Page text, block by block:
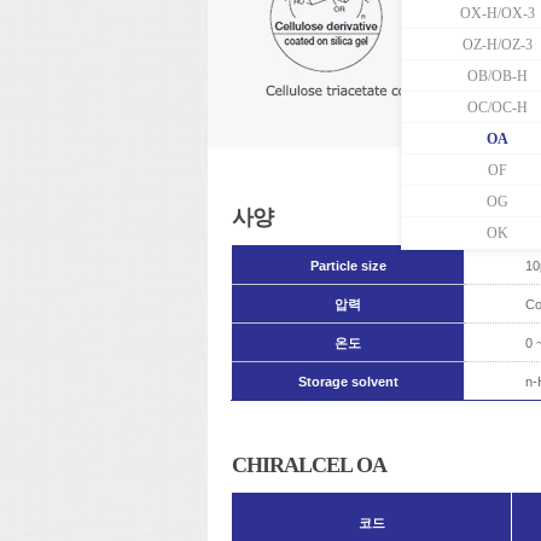
OX-H/OX-3
OZ-H/OZ-3
OB/OB-H
OC/OC-H
OA
OF
OG
OK
사양
Particle size
압력
온도 0
Storage solvent n-
CHIRALCEL OA
코드